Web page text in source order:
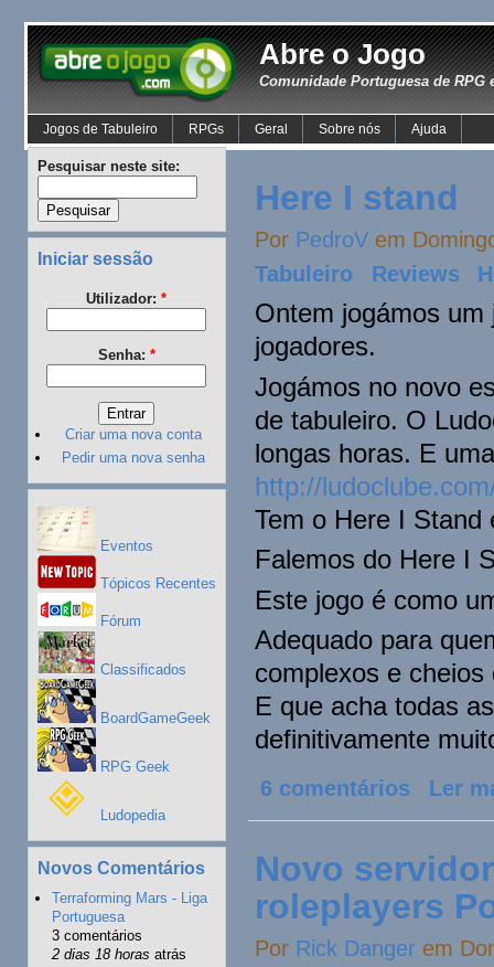
Abre o Jogo
Comunidade Portuguesa de RPG
Jogos de Tabuleiro RPGs Geral Sobre nós Ajuda
Pesquisar neste site:
Iniciar sessão
Utilizador: *
Senha: *
Criar uma nova conta
Pedir uma nova senha
Eventos
Tópicos Recentes
Fórum
Classificados
BoardGameGeek
RPG Geek
Ludopedia
Novos Comentários
Terraforming Mars - Liga
Portuguesa
3 comentários
2 dias 18 horas atrás
Here I stand
Por PedroV em
Tabuleiro
Reviews
Ontem jogámos
jogadores.
Jogámos no novo
de tabuleiro. O
longas horas. E
http://
Tem o Here I Stand
Falemos do Here I
Este jogo é como
Adequado para
complexos e
E que acha todas
definitivamente
6 comentários Ler
Novo
roleplayers
Por Rick Danger em